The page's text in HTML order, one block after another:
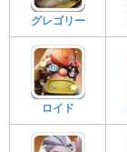
グレゴリー
ロイド